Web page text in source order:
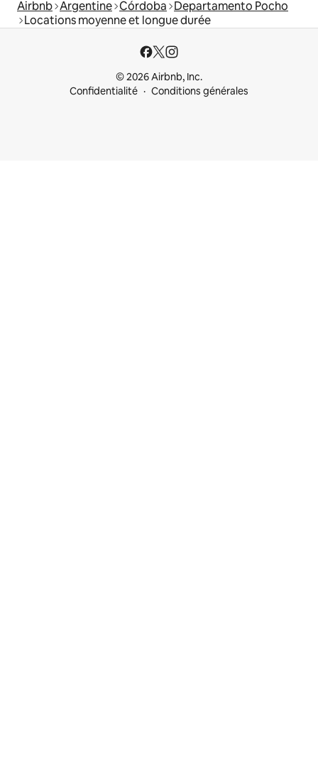
Airbnb Argentine Córdoba Departamento Pocho
Locations moyenne et longue durée
© 2026 Airbnb, Inc.
Confidentialité
Conditions générales